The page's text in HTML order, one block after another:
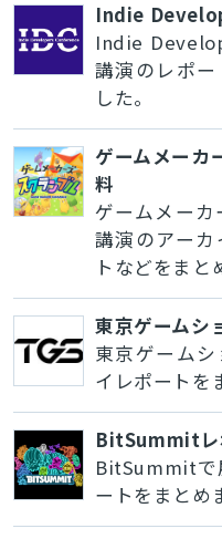
Indie
Indie
講演のレポ
した。
ゲームメーカ
料
ゲームメーカ
講演のアー
トなどをまと
東京ゲームシ
東京ゲーム
イレポートを
BitSummitレ
BitSummitで
ートをまとめ